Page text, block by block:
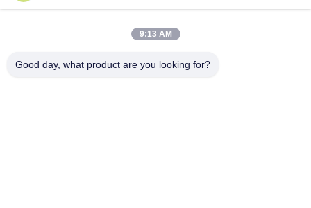
9:13 AM
Good day, what product are you looking for?